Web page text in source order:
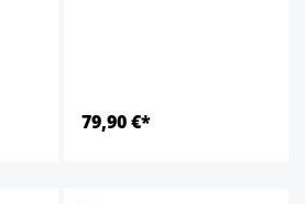
79,90 €*